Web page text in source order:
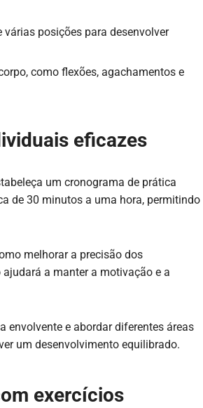
posições para desenvolver
como flexões, agachamentos e
eficazes
um cronograma de prática
de 30 minutos a uma hora, permitindo
melhorar a precisão dos
a manter a motivação e a
envolvente e abordar diferentes áreas
um desenvolvimento equilibrado.
exercícios